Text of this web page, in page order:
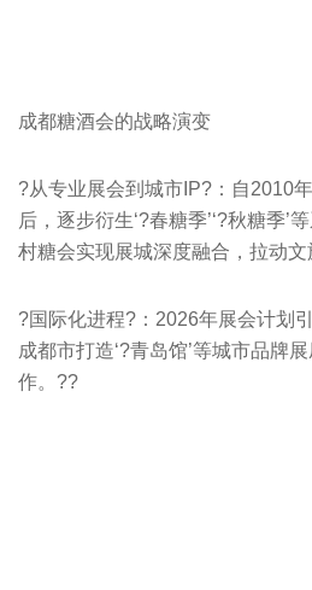
成都糖酒会的战略演变
?从专业展会到城市IP?：自2010
后，逐步衍生‘?春糖季’‘?秋糖季’
村糖会实现展城深度融合，拉动
?国际化进程?：2026年展会计划
成都市打造‘?青岛馆’等城市品牌
作。??